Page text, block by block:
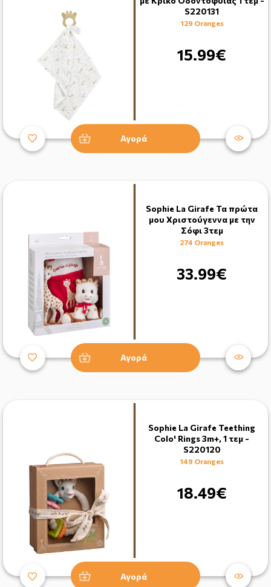
S220131
129 Oranges
15.99€
Αγορά
Sophie La Girafe Τα πρώτα
μου Χριστούγεννα με την
Σόφι 3τεμ
274 Oranges
33.99€
Αγορά
Sophie La Girafe Teething
Colo' Rings 3m+, 1 τεμ -
S220120
149 Oranges
18.49€
Αγορά